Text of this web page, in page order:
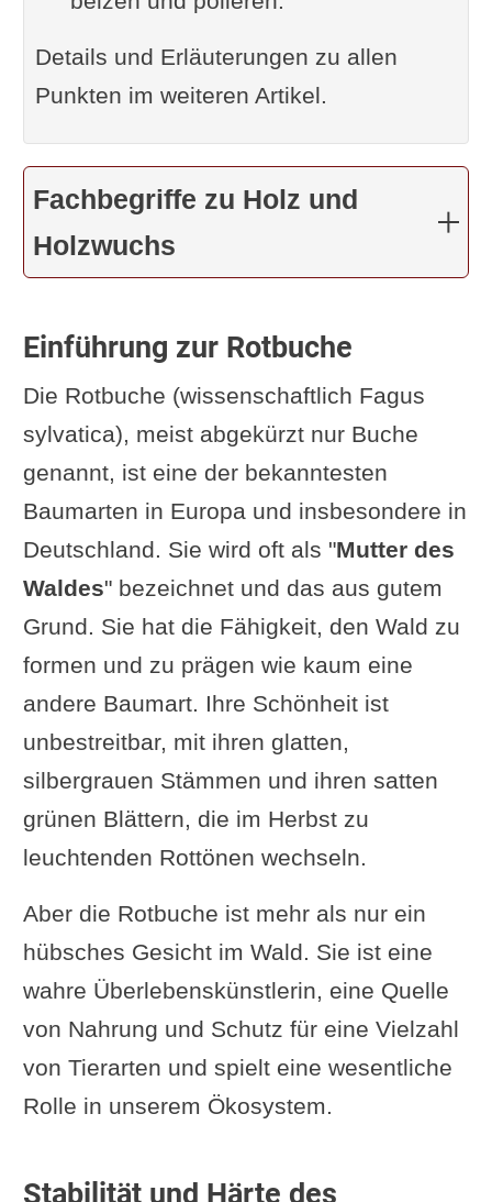
Buchenwaldes im
Gesundheitliche Aspekte der
Rotbuche
In der Mythologie und
Volkskunde
Video: Bedeutung der Buche
bei den Ahnen
Die Buche in der Literatur und
Kunst
Spirituelle Bedeutung der
Rotbuche
Die Rotbuche in der
Landschaftsgestaltung
Ästhetik und Praktikabilität
Die Rotbuche als Hecke
Abrundendes Wissen zur Buche
Fazit: Die Wertschätzung der
Ergänzung oder Frage von dir?
Im Zusammenhang interessant
Die Holzarten im Baumarkt
Weiterlesen
Details und Erläuterungen zu allen
Punkten im weiteren Artikel.
Fachbegriffe zu Holz und
Holzwuchs
Einführung zur Rotbuche
Die Rotbuche (wissenschaftlich Fagus
sylvatica), meist abgekürzt nur Buche
genannt, ist eine der bekanntesten
Baumarten in Europa und insbesondere in
Deutschland. Sie wird oft als "Mutter des
Waldes" bezeichnet und das aus gutem
Grund. Sie hat die Fähigkeit, den Wald zu
formen und zu prägen wie kaum eine
andere Baumart. Ihre Schönheit ist
unbestreitbar, mit ihren glatten,
silbergrauen Stämmen und ihren satten
grünen Blättern, die im Herbst zu
leuchtenden Rottönen wechseln.
Aber die Rotbuche ist mehr als nur ein
hübsches Gesicht im Wald. Sie ist eine
wahre Überlebenskünstlerin, eine Quelle
von Nahrung und Schutz für eine Vielzahl
von Tierarten und spielt eine wesentliche
Rolle in unserem Ökosystem.
Stabilität und Härte des